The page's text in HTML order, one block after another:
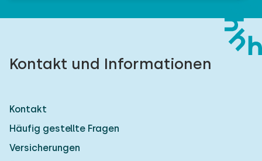
Kontakt und Informationen
Kontakt
Häufig gestellte Fragen
Versicherungen